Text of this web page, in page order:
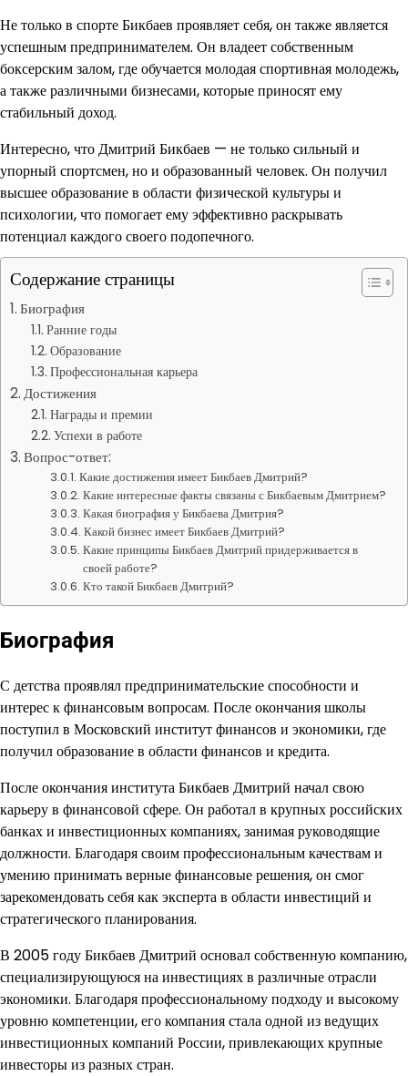
Не только в спорте Бикбаев проявляет себя, он также является
успешным предпринимателем. Он владеет собственным
боксерским залом, где обучается молодая спортивная молодежь,
а также различными бизнесами, которые приносят ему
стабильный доход.
Интересно, что Дмитрий Бикбаев — не только сильный и
упорный спортсмен, но и образованный человек. Он получил
высшее образование в области физической культуры и
психологии, что помогает ему эффективно раскрывать
потенциал каждого своего подопечного.
Содержание страницы
Биография
Ранние годы
Образование
Профессиональная карьера
Достижения
Награды и премии
Успехи в работе
Вопрос-ответ:
Какие достижения имеет Бикбаев Дмитрий?
Какие интересные факты связаны с Бикбаевым Дмитрием?
Какая биография у Бикбаева Дмитрия?
Какой бизнес имеет Бикбаев Дмитрий?
Какие принципы Бикбаев Дмитрий придерживается в
своей работе?
Кто такой Бикбаев Дмитрий?
Биография
С детства проявлял предпринимательские способности и
интерес к финансовым вопросам. После окончания школы
поступил в Московский институт финансов и экономики, где
получил образование в области финансов и кредита.
После окончания института Бикбаев Дмитрий начал свою
карьеру в финансовой сфере. Он работал в крупных российских
банках и инвестиционных компаниях, занимая руководящие
должности. Благодаря своим профессиональным качествам и
умению принимать верные финансовые решения, он смог
зарекомендовать себя как эксперта в области инвестиций и
стратегического планирования.
В 2005 году Бикбаев Дмитрий основал собственную компанию,
специализирующуюся на инвестициях в различные отрасли
экономики. Благодаря профессиональному подходу и высокому
уровню компетенции, его компания стала одной из ведущих
инвестиционных компаний России, привлекающих крупные
инвесторы из разных стран.